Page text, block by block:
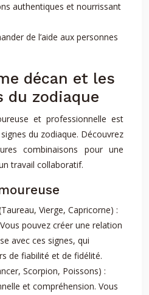
authentiques et nourrissant
de l’aide aux personnes
décan et les
du zodiaque
et professionnelle est
du zodiaque. Découvrez
combinaisons pour une
travail collaboratif.
Vierge, Capricorne) :
pouvez créer une relation
avec ces signes, qui
de fiabilité et de fidélité.
Scorpion, Poissons) :
et compréhension. Vous